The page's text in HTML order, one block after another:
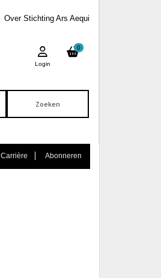
Over Stichting Ars Aequi
0
Login
Carrière Abonneren